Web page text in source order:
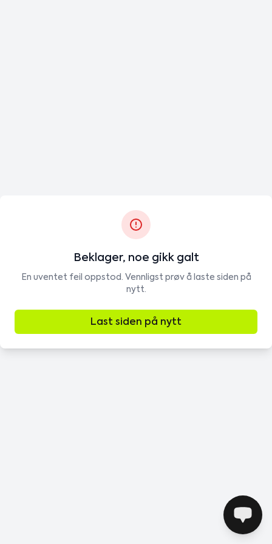
Beklager, noe gikk galt
En uventet feil oppstod. Vennligst prøv å laste siden på
nytt.
Last siden på nytt